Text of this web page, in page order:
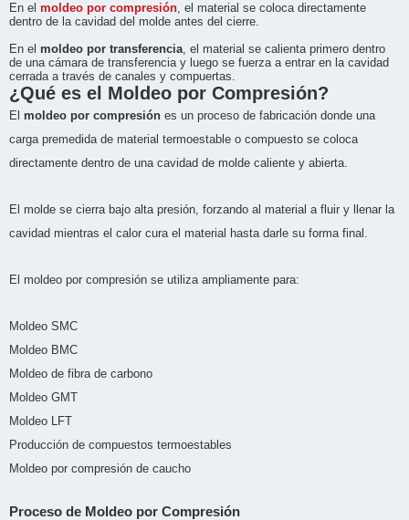
En el moldeo por compresión, el material se coloca directamente
dentro de la cavidad del molde antes del cierre.
En el moldeo por transferencia, el material se calienta primero dentro
de una cámara de transferencia y luego se fuerza a entrar en la cavidad
cerrada a través de canales y compuertas.
¿Qué es el Moldeo por Compresión?
El moldeo por compresión es un proceso de fabricación donde una
carga premedida de material termoestable o compuesto se coloca
directamente dentro de una cavidad de molde caliente y abierta.
El molde se cierra bajo alta presión, forzando al material a fluir y llenar la
cavidad mientras el calor cura el material hasta darle su forma final.
El moldeo por compresión se utiliza ampliamente para:
Moldeo SMC
Moldeo BMC
Moldeo de fibra de carbono
Moldeo GMT
Moldeo LFT
Producción de compuestos termoestables
Moldeo por compresión de caucho
Proceso de Moldeo por Compresión